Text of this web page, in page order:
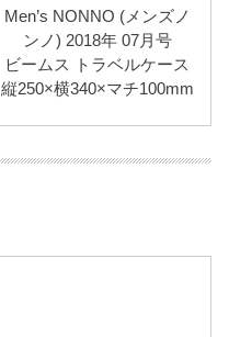
Men’s NONNO (メンズノ
ンノ) 2018年 07月号
ビームス トラベルケース
縦250×横340×マチ100mm